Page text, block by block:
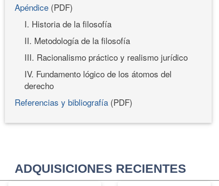
Apéndice (PDF)
I. Historia de la filosofía
II. Metodología de la filosofía
III. Racionalismo práctico y realismo jurídico
IV. Fundamento lógico de los átomos del
derecho
Referencias y bibliografía (PDF)
ADQUISICIONES RECIENTES